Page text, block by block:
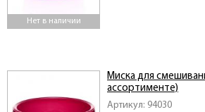
Нет в наличии
Артикул: 94030
Миска для
ассортименте)